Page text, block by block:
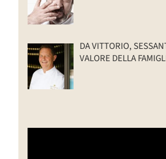
DA VITTORIO,
VALORE DELLA